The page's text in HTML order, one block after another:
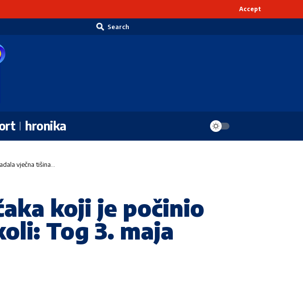
Accept
Search
hronika
vječna tišina…
koji je počinio
Tog 3. maja